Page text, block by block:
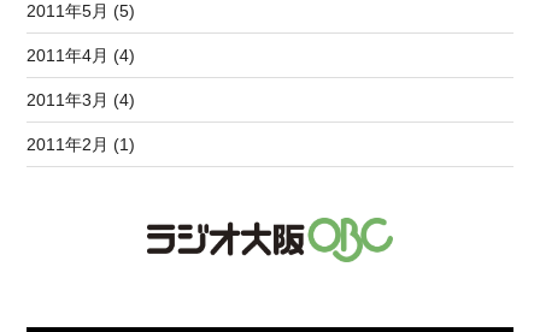
2011年5月 (5)
2011年4月 (4)
2011年3月 (4)
2011年2月 (1)